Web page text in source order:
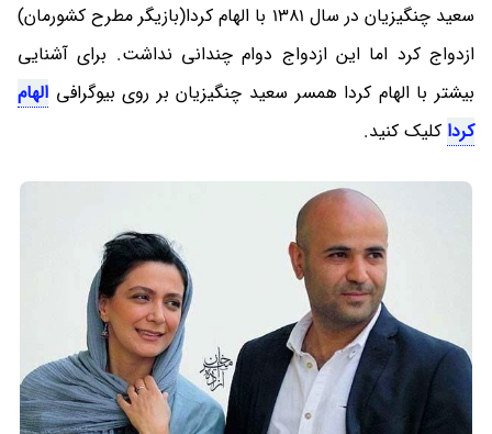
سعید چنگیزیان در سال 1381 با الهام کردا(بازیگر مطرح کشورمان)
ازدواج کرد اما این ازدواج دوام چندانی نداشت. برای آشنایی
بیشتر با الهام کردا همسر سعید چنگیزیان بر روی بیوگرافی الهام
کردا کلیک کنید.